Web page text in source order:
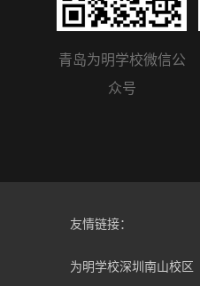
青岛为明学校微信公
众号
友情链接：
为明学校深圳南山校区